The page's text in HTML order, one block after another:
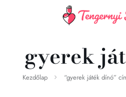
gyerek
Kezdőlap “gyerek játék dínó”